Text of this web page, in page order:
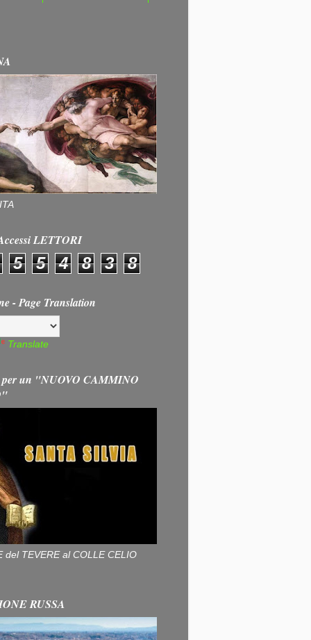
LETTORI
5 5 4 8 3 8
- Page Translation
Translate
per un "NUOVO CAMMINO
del TEVERE al COLLE CELIO
RUSSA